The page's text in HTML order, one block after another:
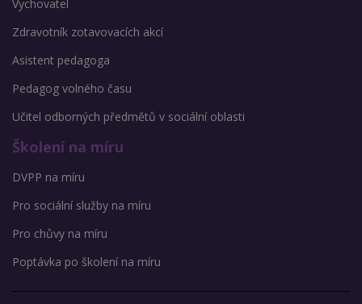
Vychovatel
Zdravotník zotavovacích akcí
Asistent pedagoga
Pedagog volného času
Učitel odborných předmětů v sociální oblasti
Školení na míru
DVPP na míru
Pro sociální služby na míru
Pro chůvy na míru
Poptávka po školení na míru